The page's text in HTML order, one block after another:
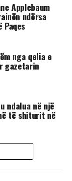
Applebaum
ndërsa
Paqes
nga qelia e
gazetarin
ndalua në një
të shiturit në